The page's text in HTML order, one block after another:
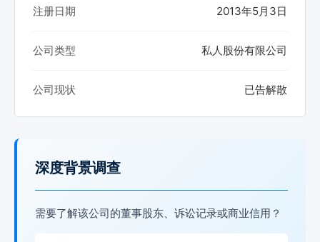
注册日期 2013年5月3日
公司类型 私人股份有限公司
公司现状 已告解散
深度背景调查
需要了解该公司的董事股东、诉讼记录或商业信用？